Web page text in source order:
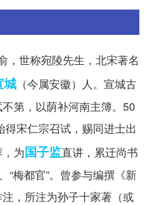
，世称宛陵先生，北宋著名
城 （今属安徽）人。宣城古
第，以荫补河南主簿。50
宋仁宗召试，赐同进士出
为国子监直讲，累迁尚书
“梅都官”。曾参与编撰《新
，所注为孙子十家著（或